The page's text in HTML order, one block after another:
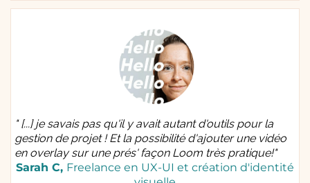
" [...] je savais pas qu'il y avait autant d'outils pour la
gestion de projet ! Et la possibilité d'ajouter une vidéo
en overlay sur une prés' façon Loom très pratique!"
Sarah C, Freelance en UX-UI et création d'identité